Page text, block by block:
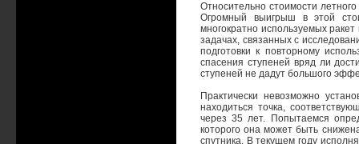
Относительно стоимости
Огромный выигрыш в этой
многократно используемых
задачах, связанных с
подготовки к повторному
спасения ступеней вряд ли
ступеней не дадут большого
Практически невозможно
находиться точка,
через 35 лет. Попытаемся
которого она может быть
спутника. В текущем году